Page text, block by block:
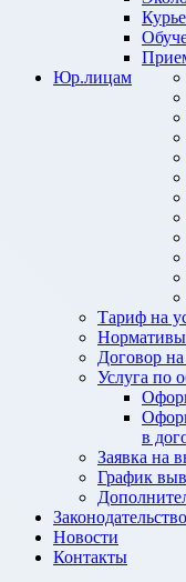
Юр.лицам
Тариф на
Договор
Услуга по
в
Заявка на
График
Законодательство
Новости
Контакты